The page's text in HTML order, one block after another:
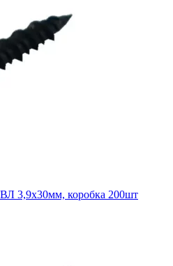
3,9х30мм, коробка 200шт